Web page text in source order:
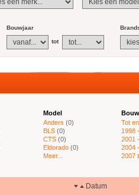
Bouwjaar
tot
Model
Anders (0)
BLS (0)
CTS (0)
Eldorado (0)
Meer...
Tot
1998
2001
2004
2007
Datum